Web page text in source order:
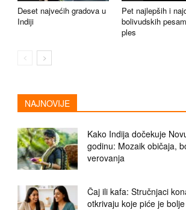
Deset najvećih gradova u
Indiji
Pet najlepših i
bolivudskih
ples
NAJNOVIJE
Kako Indija dočekuje
godinu: Mozaik običaja,
verovanja
Čaj ili kafa: Stručnjaci
otkrivaju koje piće je